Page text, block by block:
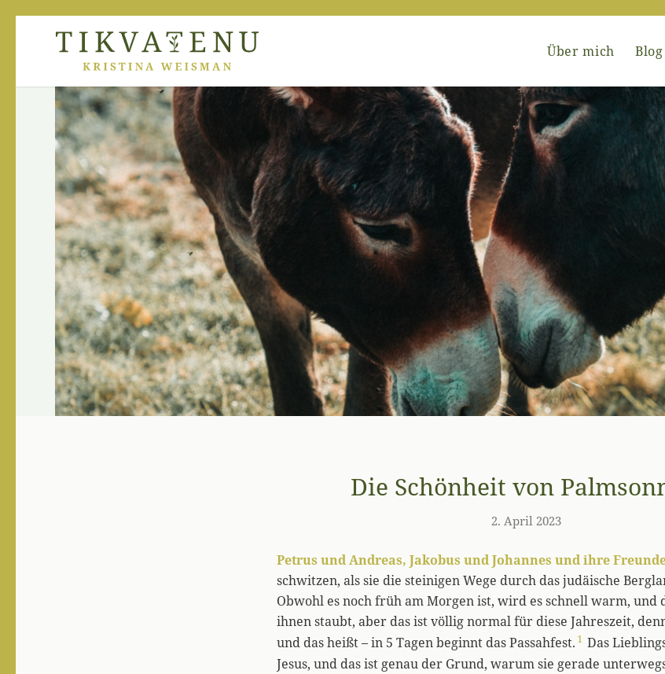
Über mich Blog
Die Schönheit von
2. April 2023
Petrus und Andreas, Jakobus und Johannes und ihre
schwitzen, als sie die steinigen Wege durch das judäische
Obwohl es noch früh am Morgen ist, wird es schnell warm, und
ihnen staubt, aber das ist völlig normal für diese Jahreszeit,
und das heißt – in 5 Tagen beginnt das Passahfest. 1 Das
Jesus, und das ist genau der Grund, warum sie gerade